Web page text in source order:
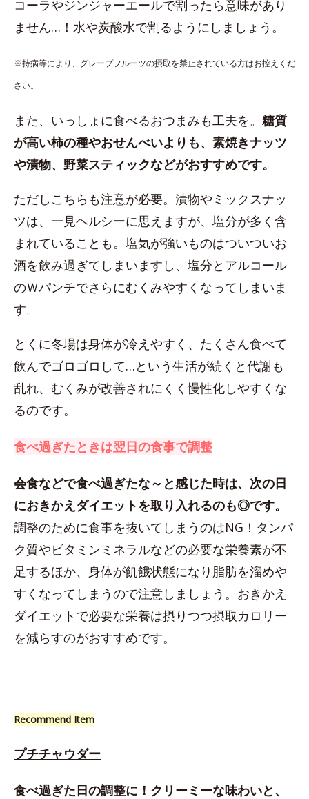
コーラやジンジャーエールで割ったら意味があり
ません…！水や炭酸水で割るようにしましょう。
※持病等により、グレープフルーツの摂取を禁止されている方はお控えくだ
さい。
また、いっしょに食べるおつまみも工夫を。 糖質
が高い柿の種やおせんべいよりも、素焼きナッツ
や漬物、野菜スティックなどがおすすめです。
ただしこちらも注意が必要。漬物やミックスナッ
ツは、一見ヘルシーに思えますが、塩分が多く含
まれていることも。塩気が強いものはついついお
酒を飲み過ぎてしまいますし、塩分とアルコール
のＷパンチでさらにむくみやすくなってしまいま
す。
とくに冬場は身体が冷えやすく、たくさん食べて
飲んでゴロゴロして…という生活が続くと代謝も
乱れ、むくみが改善されにくく慢性化しやすくな
るのです。
食べ過ぎたときは翌日の食事で調整
会食などで食べ過ぎたな～と感じた時は、次の日
におきかえダイエットを取り入れるのも◎です。
調整のために食事を抜いてしまうのはNG！タンパ
ク質やビタミンミネラルなどの必要な栄養素が不
足するほか、身体が飢餓状態になり脂肪を溜めや
すくなってしまうので注意しましょう。おきかえ
ダイエットで必要な栄養は摂りつつ摂取カロリー
を減らすのがおすすめです。
Recommend Item
プチチャウダー
食べ過ぎた日の調整に！クリーミーな味わいと、